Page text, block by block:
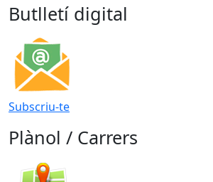
Butlletí digital
Subscriu-te
Plànol / Carrers